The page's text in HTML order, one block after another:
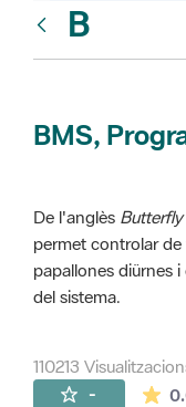
B
BMS,
De l'anglès
permet controlar
papallones diürnes
del sistema.
110213
-